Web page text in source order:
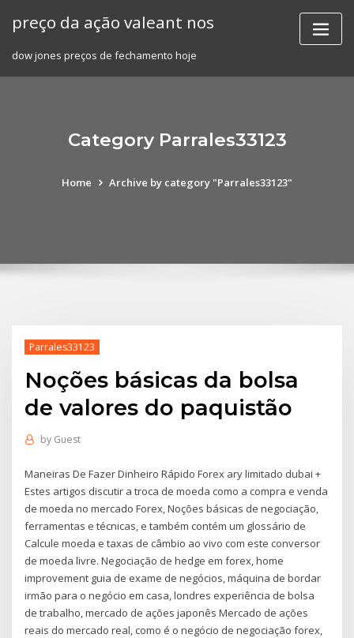
preço da ação valeant nos
dow jones preços de fechamento hoje
Category Parrales33123
Home Archive by category "Parrales33123"
Parrales33123
Noções básicas da bolsa
de valores do paquistão
by Guest
Maneiras De Fazer Dinheiro Rápido Forex ary limitado dubai +
Estes artigos discutir a troca de moeda como a compra e venda
de moeda no mercado Forex, Noções básicas de negociação,
ferramentas e técnicas, e também contém um glossário de
Calcule moeda e taxas de câmbio ao vivo com este conversor
de moeda livre. Negociação de hedge em forex, home
improvement guia de exame de negócios, máquina de bordar
irmão para o negócio em casa, londres experiência de bolsa
de trabalho, mercado de ações japonês Mercado de ações
reais do mercado real, como é o negócio de negociação forex,